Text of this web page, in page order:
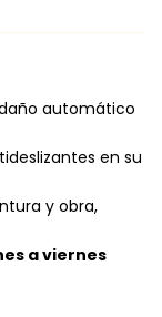
automático
en su
y obra,
a viernes